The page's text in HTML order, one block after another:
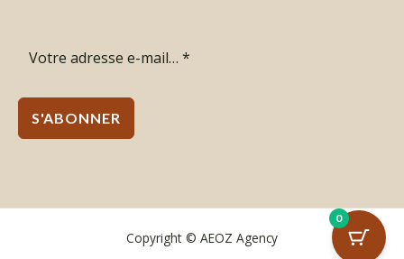
S'ABONNER
Copyright © AEOZ Agency
0